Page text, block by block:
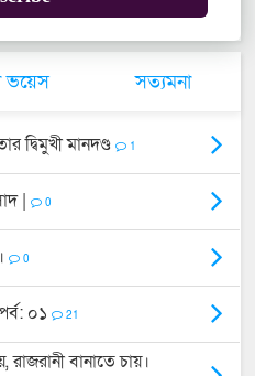
ভয়েস সত্যমনা
দ্বিমুখী মানদণ্ড 1
| 0
0
০১ 21
রাজরানী বানাতে চায়।